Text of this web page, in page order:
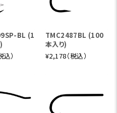
BL (1
）
TMC2487BL (100
本入り)
¥2,178（税込）